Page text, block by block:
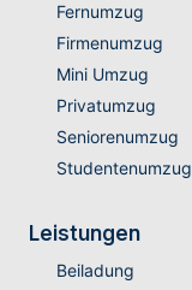
Fernumzug
Firmenumzug
Mini Umzug
Privatumzug
Seniorenumzug
Studentenumzug
Leistungen
Beiladung